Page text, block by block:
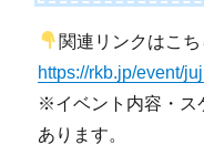
関連リンクはこち
https://rkb.jp/event/
※イベント内容・ス
あります。